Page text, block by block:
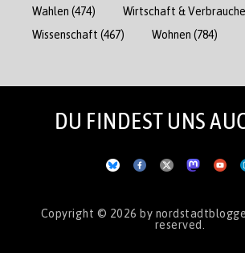
Wahlen (474) Wirtschaft &
Wissenschaft (467) Wohnen (784)
DU FINDEST UNS
Copyright © 2026 by
reserved.